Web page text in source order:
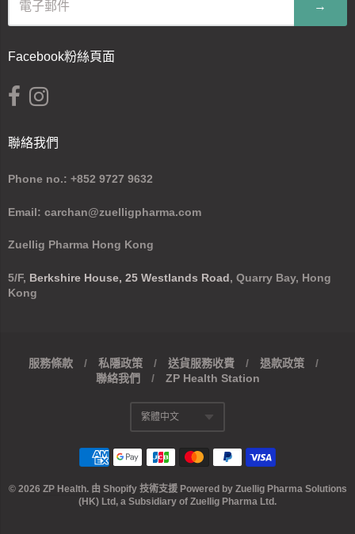
→
Facebook粉絲頁面
聯絡我們
Phone no.: +852 9727 9632
Email: carchan@zuelligpharma.com
Zuellig Pharma Hong Kong
5/F, Berkshire House, 25 Westlands Road, Quarry Bay, Hong
Kong
Footer
menu
服務條款 / 私隱政策 / 送貨服務收費 / 退款政策
/
聯絡我們
/ ZP Health Station
Translation
繁體中文
© 2026 ZP Health. 由 Shopify 技術支援Powered by Zuellig Pharma Solutions
(HK) Ltd, a Subsidiary of Zuellig Pharma Ltd.